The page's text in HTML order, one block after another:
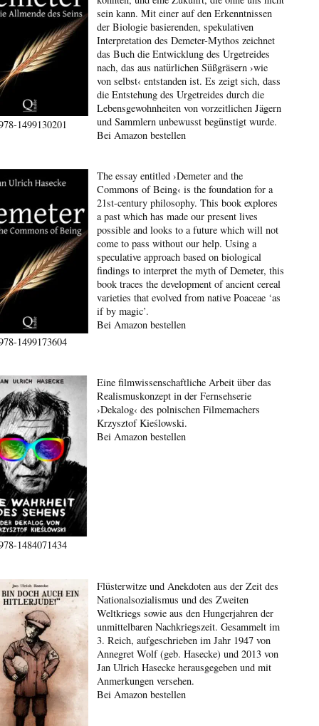
1499130201
sein kann. Mit einer auf den Erkenntnissen
der Biologie basierenden, spekulativen
Interpretation des Demeter-Mythos zeichnet
das Buch die Entwicklung des Urgetreides
nach, das aus natürlichen Süßgräsern ›wie
von selbst‹ entstanden ist. Es zeigt sich, dass
die Entstehung des Urgetreides durch die
Lebensgewohnheiten von vorzeitlichen Jägern
und Sammlern unbewusst begünstigt wurde.
Bei Amazon bestellen
1499173604
The essay entitled ›Demeter and the
Commons of Being‹ is the foundation for a
21st-century philosophy. This book explores
a past which has made our present lives
possible and looks to a future which will not
come to pass without our help. Using a
speculative approach based on biological
findings to interpret the myth of Demeter, this
book traces the development of ancient cereal
varieties that evolved from native Poaceae ‘as
if by magic’.
Bei Amazon bestellen
1484071434
Eine filmwissenschaftliche Arbeit über das
Realismuskonzept in der Fernsehserie
›Dekalog‹ des polnischen Filmemachers
Krzysztof Kieślowski.
Bei Amazon bestellen
Flüsterwitze und Anekdoten aus der Zeit des
Nationalsozialismus und des Zweiten
Weltkriegs sowie aus den Hungerjahren der
unmittelbaren Nachkriegszeit. Gesammelt im
3. Reich, aufgeschrieben im Jahr 1947 von
Annegret Wolf (geb. Hasecke) und 2013 von
Jan Ulrich Hasecke herausgegeben und mit
Anmerkungen versehen.
Bei Amazon bestellen